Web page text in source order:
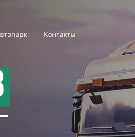
Контакты